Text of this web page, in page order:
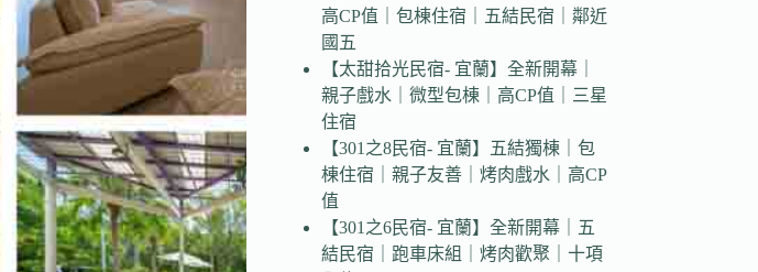
高CP值｜包棟住宿｜五結民宿｜鄰近
國五
【太甜拾光民宿- 宜蘭】全新開幕｜
親子戲水｜微型包棟｜高CP值｜三星
住宿
【301之8民宿- 宜蘭】五結獨棟｜包
棟住宿｜親子友善｜烤肉戲水｜高CP
值
【301之6民宿- 宜蘭】全新開幕｜五
結民宿｜跑車床組｜烤肉歡聚｜十項